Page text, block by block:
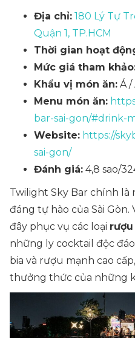
Địa chỉ: 180 Lý Tự
Quận 1, TP.HCM
Thời gian hoạt
Mức giá tham
Khẩu vị món ăn: Á /
Menu món ăn:
bar-sai-gon/#drink-
Website: https://
sai-gon/
Đánh giá: 4,8 sao/
Twilight Sky Bar chính là
đáng tự hào của Sài
đây phục vụ các loại
những ly cocktail độc
bia và rượu mạnh cao
thưởng thức của những